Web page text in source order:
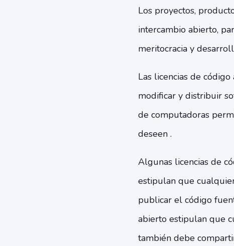
Los proyectos,
intercambio abierto,
meritocracia y
Las licencias de
modificar y distribuir
de computadoras
deseen .
Algunas licencias de
estipulan que
publicar el código
abierto estipulan que
también debe